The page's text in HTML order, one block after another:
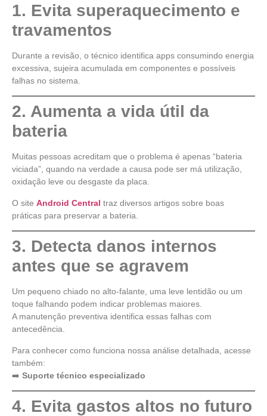
1. Evita superaquecimento e
travamentos
Durante a revisão, o técnico identifica apps consumindo energia
excessiva, sujeira acumulada em componentes e possíveis
falhas no sistema.
2. Aumenta a vida útil da
bateria
Muitas pessoas acreditam que o problema é apenas “bateria
viciada”, quando na verdade a causa pode ser má utilização,
oxidação leve ou desgaste da placa.
O site Android Central traz diversos artigos sobre boas
práticas para preservar a bateria.
3. Detecta danos internos
antes que se agravem
Um pequeno chiado no alto-falante, uma leve lentidão ou um
toque falhando podem indicar problemas maiores.
A manutenção preventiva identifica essas falhas com
antecedência.
Para conhecer como funciona nossa análise detalhada, acesse
também:
➡️ Suporte técnico especializado
4. Evita gastos altos no futuro